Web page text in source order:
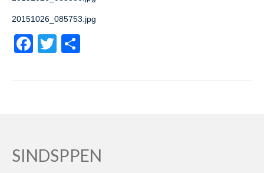
20151026_085753.jpg
Facebook
Twitter
SINDSPPEN